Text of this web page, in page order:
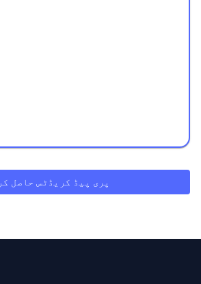
پری پیڈ کریڈٹس حاصل کریں